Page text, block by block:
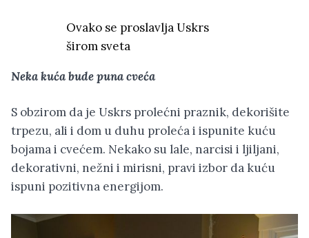
Ovako se proslavlja Uskrs
širom sveta
Neka kuća bude puna cveća
S obzirom da je Uskrs prolećni praznik, dekorišite
trpezu, ali i dom u duhu proleća i ispunite kuću
bojama i cvećem. Nekako su lale, narcisi i ljiljani,
dekorativni, nežni i mirisni, pravi izbor da kuću
ispuni pozitivna energijom.